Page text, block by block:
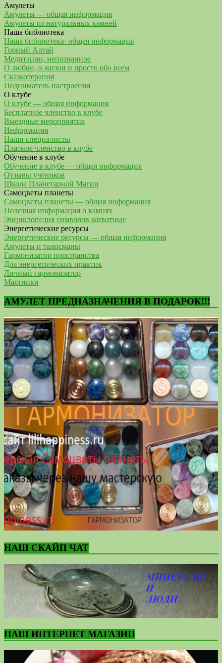
Амулеты
Амулеты — общая информация
Амулеты из натуральных камней
Наша библиотека
Наша библиотека- общая информация
Горный Алтай
Медитации, непознанное
О любви, о жизни и просто обо всем
Сказкотерапия
Подниматель настроения
О клубе
О клубе — общая информация
Бесплатное членство в клубе
Выездные мероприятия
Информация
Наши специалисты
Платное членство в клубе
Обучение в клубе
Обучение в клубе — общая информация
Отзывы учеников
Школа Планетарной Магии
Самоцветы планеты
Самоцветы планеты — общая информация
Полезная информация о камнях
Энциклопедия символов животные
Энергетические ресурсы
Энергетические ресурсы — общая информация
Амулеты и талисманы
Гармонизатор пространства
Для энергетических практик
Личный гармонизатор
Маятники
АМУЛЕТ ПРЕДНАЗНАЧЕНИЯ В ПОДАРОК!!!
НАШ СКАЙП ЧАТ
НАШ ИНТЕРНЕТ МАГАЗИН